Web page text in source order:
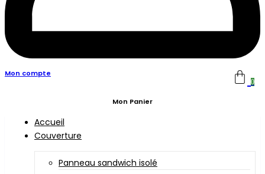
Mon compte
0
Mon Panier
Accueil
Couverture
Panneau sandwich isolé